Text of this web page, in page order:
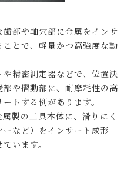
部や軸穴部に金属をインサ
とで、軽量かつ高強度な動
精密測定器などで、位置決
や摺動部に、耐摩耗性の高
トする例があります。
製の工具本体に、滑りにく
など）をインサート成形
います。